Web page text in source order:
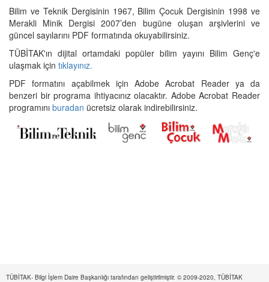
Bilim ve Teknik Dergisinin 1967, Bilim Çocuk Dergisinin 1998 ve
Merakli Minik Dergisi 2007’den bugüne oluşan arşivlerini ve
güncel sayılarını PDF formatında okuyabilirsiniz.
TÜBİTAK'ın dijital ortamdaki popüler bilim yayını Bilim Genç'e
ulaşmak için tıklayınız.
PDF formatını açabilmek için Adobe Acrobat Reader ya da
benzeri bir programa ihtiyacınız olacaktır. Adobe Acrobat Reader
programını buradan ücretsiz olarak indirebilirsiniz.
TÜBİTAK- Bilgi İşlem Daire Başkanlığı tarafından geliştirilmiştir. © 2009-2020, TÜBİTAK